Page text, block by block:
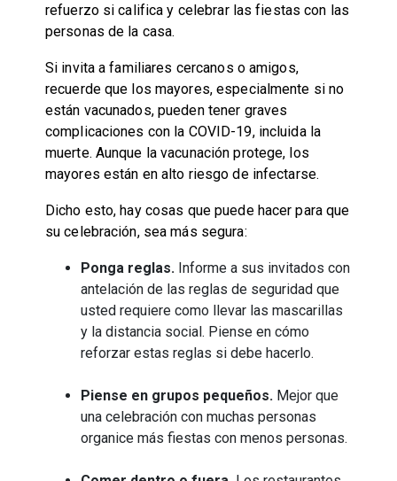
refuerzo si califica y celebrar las fiestas con las
personas de la casa.
Si invita a familiares cercanos o amigos,
recuerde que los mayores, especialmente si no
están vacunados, pueden tener graves
complicaciones con la COVID-19, incluida la
muerte. Aunque la vacunación protege, los
mayores están en alto riesgo de infectarse.
Dicho esto, hay cosas que puede hacer para que
su celebración, sea más segura:
Ponga reglas. Informe a sus invitados con
antelación de las reglas de seguridad que
usted requiere como llevar las mascarillas
y la distancia social. Piense en cómo
reforzar estas reglas si debe hacerlo.
Piense en grupos pequeños. Mejor que
una celebración con muchas personas
organice más fiestas con menos personas.